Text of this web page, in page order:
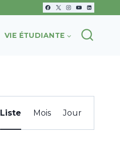
VIE ÉTUDIANTE
Navigation
Liste Mois Jour